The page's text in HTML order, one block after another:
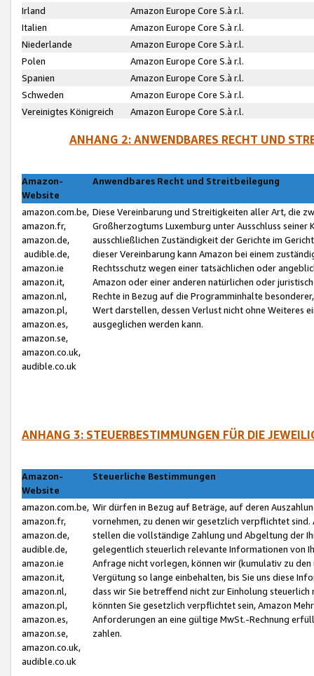
Irland
Amazon Europe Core S.à r.l.
Italien
Amazon Europe Core S.à r.l.
Niederlande
Amazon Europe Core S.à r.l.
Polen
Amazon Europe Core S.à r.l.
Spanien
Amazon Europe Core S.à r.l.
Schweden
Amazon Europe Core S.à r.l.
Vereinigtes Königreich
Amazon Europe Core S.à r.l.
ANHANG 2: ANWENDBARES RECHT UND
Amazon-
Website
Anwendbares Recht und Streitbeilegung
amazon.com.be,
amazon.fr,
amazon.de,
audible.de,
amazon.ie
amazon.it,
amazon.nl,
amazon.pl,
amazon.es,
amazon.se,
amazon.co.uk,
audible.co.uk
Diese Vereinbarung und Streitigkeiten aller Art, die
Großherzogtums Luxemburg unter Ausschluss
ausschließlichen Zuständigkeit der Gerichte im
dieser Vereinbarung kann Amazon bei einem
Rechtsschutz wegen einer tatsächlichen oder
Amazon oder einer anderen natürlichen oder
Rechte in Bezug auf die Programminhalte
Wert darstellen, dessen Verlust nicht ohne Weiteres
ausgeglichen werden kann.
ANHANG 3: STEUERBESTIMMUNGEN FÜR DIE
Amazon-
Website
Steuerliche Bestimmungen
amazon.com.be,
amazon.fr,
amazon.de,
audible.de,
amazon.ie
amazon.it,
amazon.nl,
amazon.pl,
amazon.es,
amazon.se,
amazon.co.uk,
audible.co.uk
Wir dürfen in Bezug auf Beträge, auf deren
vornehmen, zu denen wir gesetzlich verpflichtet
stellen die vollständige Zahlung und Abgeltung der
gelegentlich steuerlich relevante Informationen von
Anfrage nicht vorlegen, können wir (kumulativ zu
Vergütung so lange einbehalten, bis Sie uns diese
dass wir Sie betreffend nicht zur Einholung
könnten Sie gesetzlich verpflichtet sein, Amazon
Anforderungen an eine gültige MwSt.-Rechnung
zahlen.